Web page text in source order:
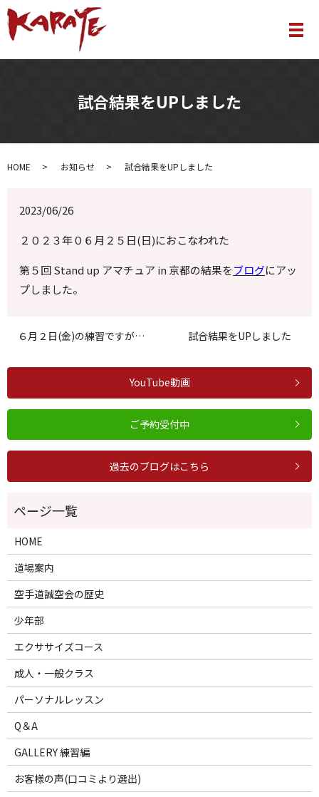
メ
試合結果をUPしました
HOME お知らせ 試合結果をUPしました
2023/06/26
２０２３年０６月２５日(日)におこなわれた
第５回 Stand up アマチュア in 京都の結果をブログにアッ
プしました。
６月２日(金)の練習ですが… 試合結果をUPしました
YouTube動画
ご予約受付中
過去のブログはこちら
HOME
道場案内
空手道誠空会の歴史
少年部
エクササイズコース
成人・一般クラス
パーソナルレッスン
Q＆A
GALLERY 練習編
お客様の声(口コミより選出)